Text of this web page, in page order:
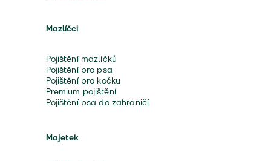
Mazlíčci
Pojištění mazlíčků
Pojištění pro psa
Pojištění pro kočku
Premium pojištění
Pojištění psa do zahraničí
Majetek